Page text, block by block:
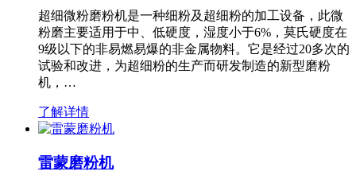
超细微粉磨粉机是一种细粉及超细粉的加工设备，此微
粉磨主要适用于中、低硬度，湿度小于6%，莫氏硬度在
9级以下的非易燃易爆的非金属物料。它是经过20多次的
试验和改进，为超细粉的生产而研发制造的新型磨粉
机，…
了解详情
雷蒙磨粉机